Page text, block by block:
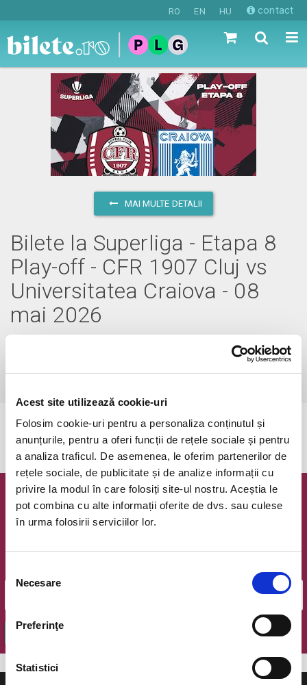
Acest site utilizează cookie-uri
Folosim cookie-uri pentru a personaliza conținutul și
anunțurile, pentru a oferi funcții de rețele sociale și pentru
a analiza traficul. De asemenea, le oferim partenerilor de
rețele sociale, de publicitate și de analize informații cu
privire la modul în care folosiți site-ul nostru. Aceștia le
pot combina cu alte informații oferite de dvs. sau culese
în urma folosirii serviciilor lor.
consimțământului
Necesare
Preferinţe
Statistici
RO EN HU contact
MAI MULTE DETALII
Bilete la Superliga - Etapa 8
Play-off - CFR 1907 Cluj vs
Universitatea Craiova - 08
mai 2026
Cluj-Napoca, Stadionul Dr. Constantin Radulescu - CFR Cluj
Evenimentul a expirat.
Newsletter @ Bilete.ro
OK